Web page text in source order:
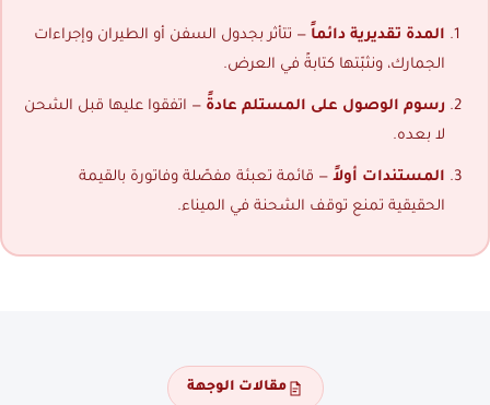
المدة تقديرية دائماً — تتأثر بجدول السفن أو الطيران وإجراءات
الجمارك، ونثبّتها كتابةً في العرض.
رسوم الوصول على المستلم عادةً — اتفقوا عليها قبل الشحن
لا بعده.
المستندات أولاً — قائمة تعبئة مفصّلة وفاتورة بالقيمة
الحقيقية تمنع توقف الشحنة في الميناء.
مقالات الوجهة